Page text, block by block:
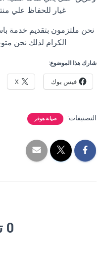
غيار للحفاظ علي
نحن ملتزمون بتقديم خدمة
الكرام لذلك نحن
شارك هذا الموضوع:
فيس بوك X
التصنيفات: صيانة هوفر
0 تعليق